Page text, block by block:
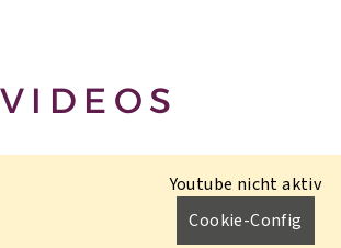
VIDEOS
Youtube nicht aktiv
Cookie-Config